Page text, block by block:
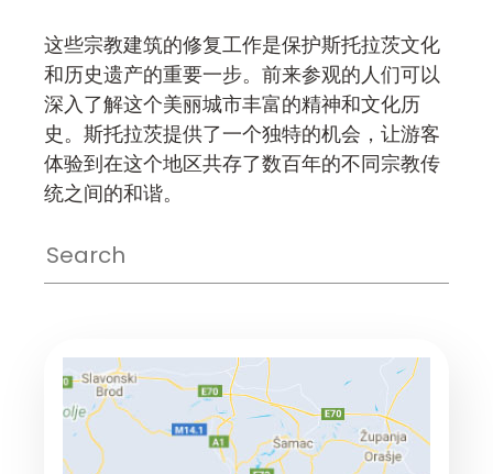
这些宗教建筑的修复工作是保护斯托拉茨文化
和历史遗产的重要一步。前来参观的人们可以
深入了解这个美丽城市丰富的精神和文化历
史。斯托拉茨提供了一个独特的机会，让游客
体验到在这个地区共存了数百年的不同宗教传
统之间的和谐。